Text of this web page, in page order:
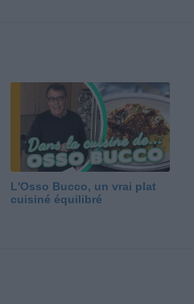
L'Osso Bucco, un vrai plat
cuisiné équilibré